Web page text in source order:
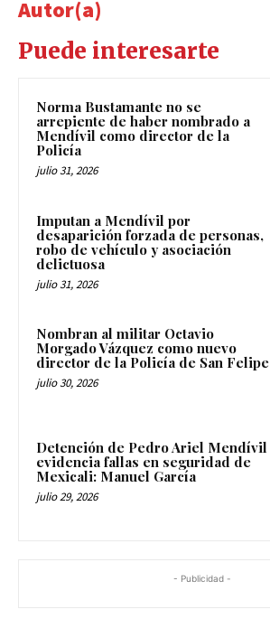
Autor(a)
Puede interesarte
Norma Bustamante no se
arrepiente de haber nombrado a
Mendívil como director de la
Policía
julio 31, 2026
Imputan a Mendívil por
desaparición forzada de personas,
robo de vehículo y asociación
delictuosa
julio 31, 2026
Nombran al militar Octavio
Morgado Vázquez como nuevo
director de la Policía de San Felipe
julio 30, 2026
Detención de Pedro Ariel Mendívil
evidencia fallas en seguridad de
Mexicali: Manuel García
julio 29, 2026
- Publicidad -